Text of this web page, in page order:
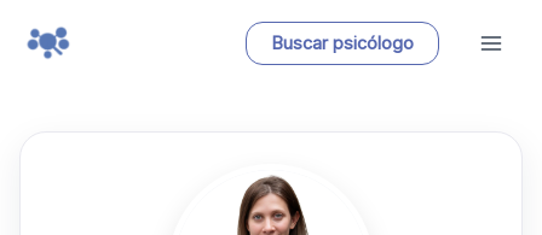
Buscar psicólogo